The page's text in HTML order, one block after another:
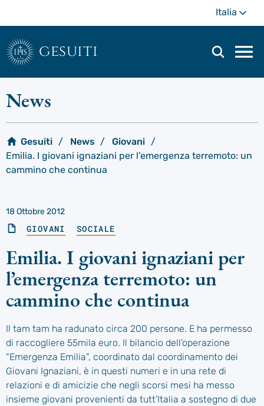
contenuto
principale
Italia
gesuiti
di
News
Gesuiti News
Giovani
Emilia. I giovani ignaziani per l’emergenza terremoto: un
cammino che continua
18 Ottobre 2012
GIOVANI SOCIALE
Emilia. I giovani ignaziani per
l’emergenza terremoto: un
cammino che continua
Il tam tam ha radunato circa 200 persone. E ha permesso
di raccogliere 55mila euro. Il bilancio dell’operazione
“Emergenza Emilia”, coordinato dal coordinamento dei
Giovani Ignaziani, è in questi numeri e in una rete di
relazioni e di amicizie che negli scorsi mesi ha messo
insieme giovani provenienti da tutt’Italia a sostegno di due